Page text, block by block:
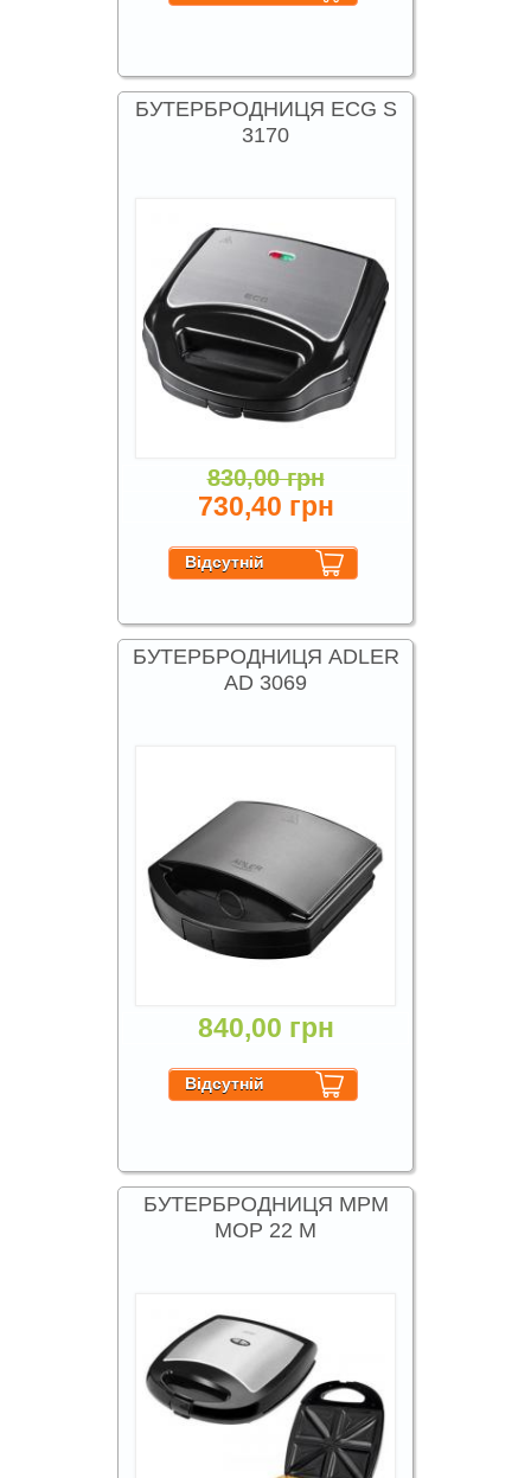
БУТЕРБРОДНИЦЯ ECG S
3170
830,00 грн
730,40 грн
БУТЕРБРОДНИЦЯ ADLER
AD 3069
840,00 грн
БУТЕРБРОДНИЦЯ MPM
MOP 22 M